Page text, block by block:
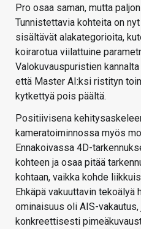
Pro osaa saman, mutta
Tunnistettavia kohteita on
sisältävät alakategorioita,
koirarotua viilattuine
Valokuvauspuristien
että Master AI:ksi ristityn
kytkettyä pois päältä.
Positiivisena
kameratoiminnossa myös
Ennakoivassa 4D-
kohteen ja osaa pitää
kohtaan, vaikka kohde
Ehkäpä vakuuttavin tekoälyä
ominaisuus oli AIS-
konkreettisesti